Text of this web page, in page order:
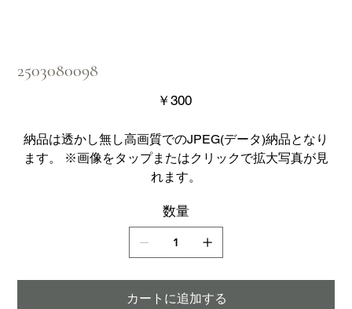
2503080098
価
格
￥300
納品は透かし無し高画質でのJPEG(データ)納品となり
ます。 ※画像をタップまたはクリックで拡大写真が見
れます。
数量
カートに追加する